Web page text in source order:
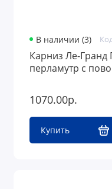
В наличии (3)
Карниз Ле-Гранд
перламутр с
1070.00р.
Купить